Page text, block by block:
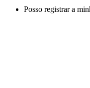
Posso registrar a